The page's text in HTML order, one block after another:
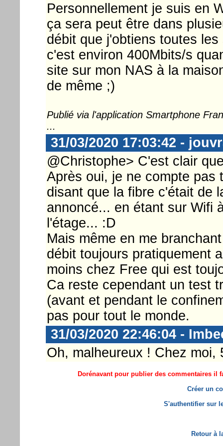
Personnellement je suis en
ça sera peut être dans
débit que j'obtiens toutes
c'est environ 400Mbits/s
site sur mon NAS à la
de même ;)
Publié via l'application Smartphone
...
31/03/2020 17:03:42 -
@Christophe> C'est clair
Après oui, je ne compte pas
disant que la fibre c'était de
annoncé... en étant sur Wifi
l'étage... :D
Mais même en me
débit toujours pratiquement
moins chez Free qui est
Ca reste cependant un test
(avant et pendant le
pas pour tout le monde.
31/03/2020 22:46:04 -
Oh, malheureux ! Chez
Dorénavant pour publier des commentaires il
Créer un
S'authentifier sur
Retour à